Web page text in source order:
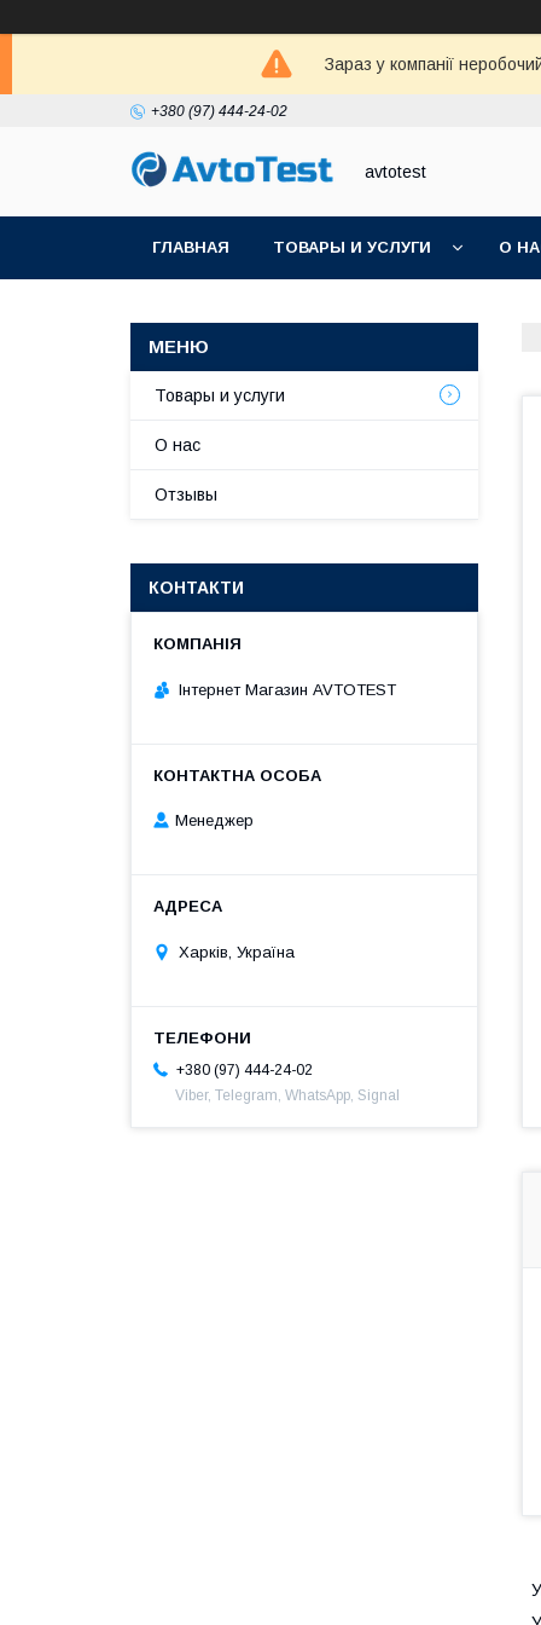
Зараз у компанії
+380 (97) 444-24-02
avtotest
ГЛАВНАЯ ТОВАРЫ И УСЛУГИ О
Товары и услуги
О нас
Отзывы
КОНТАКТИ
Інтернет Магазин AVTOTEST
Менеджер
Харків, Україна
+380 (97) 444-24-02
Viber, Telegram, WhatsApp, Signal